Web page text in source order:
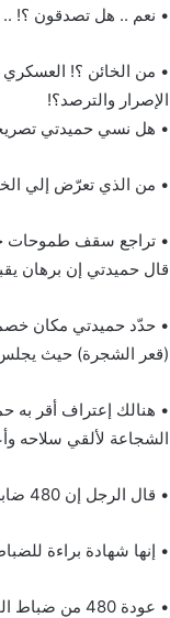
• نعم .. هل تصدقون ؟! ..
• من الخائن ؟!
الإصرار والترصد؟!
• هل نسي حميدتي
• من الذي تعرّض إلي
• تراجع سقف طموحات
قال حميدتي إن برهان
• حدّد حميدتي مكان
(قعر الشجرة) حيث
• هنالك إعتراف أقر به
الشجاعة لألقي سلاحه
• قال الرجل إن 480 ضابطاً من قوات الشعب المسلحة قد غادروا الدعم السريع وأنتظموا بصف الجيش ..
• إنها شهادة براءة
• عودة 480